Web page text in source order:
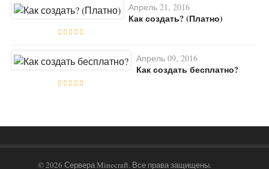
Апрель 21, 2016
Как создать? (Платно)
Апрель 09, 2016
Как создать бесплатно?
© 2026 Сервера Minecraft. Все права защищены.